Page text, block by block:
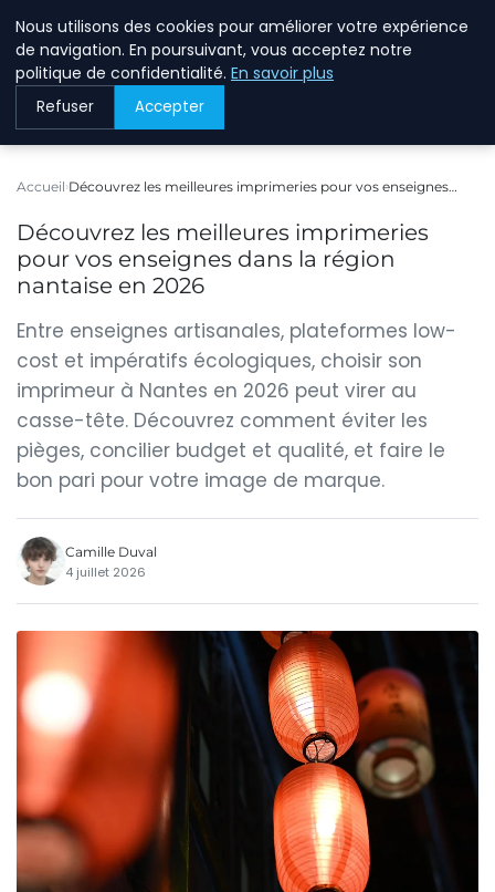
BREIGHAWAY
Accueil Découvrez les meilleures imprimeries pour vos enseignes…
Découvrez les meilleures imprimeries
pour vos enseignes dans la région
nantaise en 2026
Entre enseignes artisanales, plateformes low-
cost et impératifs écologiques, choisir son
imprimeur à Nantes en 2026 peut virer au
casse-tête. Découvrez comment éviter les
pièges, concilier budget et qualité, et faire le
bon pari pour votre image de marque.
Camille Duval
4 juillet 2026
Nous utilisons des cookies pour améliorer votre expérience
de navigation. En poursuivant, vous acceptez notre
politique de confidentialité. En savoir plus
Refuser Accepter